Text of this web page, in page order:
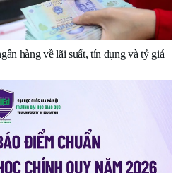
hàng về lãi suất, tín dụng và tỷ giá